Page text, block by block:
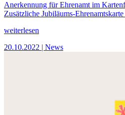
Anerkennung für Ehrenamt im
Zusätzliche Jubiläums-
weiterlesen
20.10.2022 | News